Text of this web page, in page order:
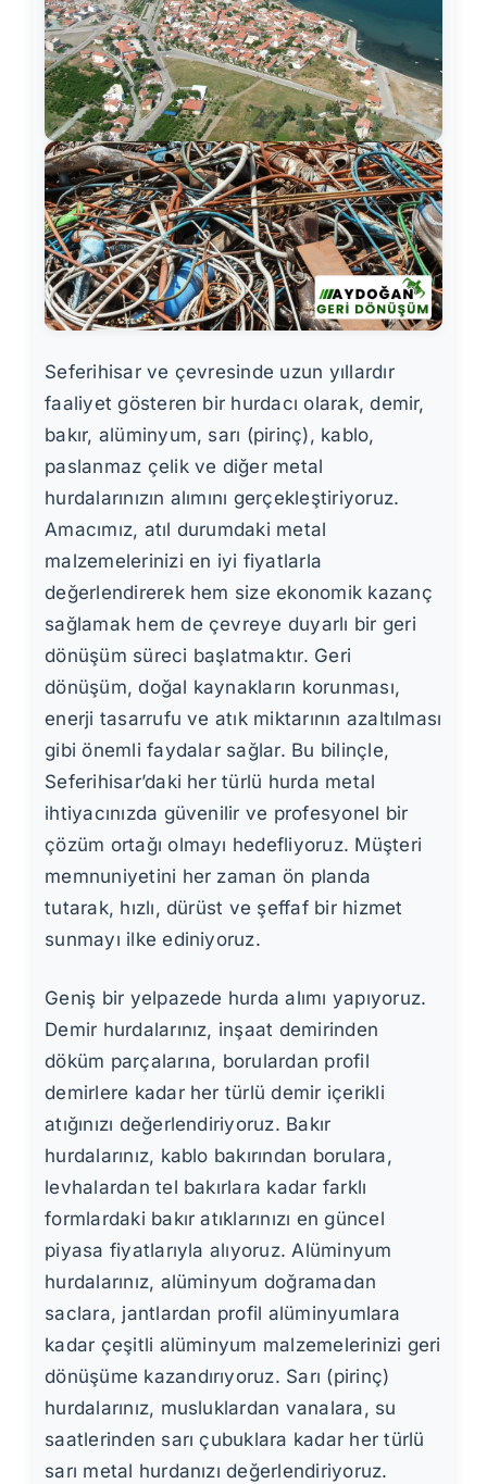
Seferihisar ve çevresinde uzun yıllardır
faaliyet gösteren bir hurdacı olarak, demir,
bakır, alüminyum, sarı (pirinç), kablo,
paslanmaz çelik ve diğer metal
hurdalarınızın alımını gerçekleştiriyoruz.
Amacımız, atıl durumdaki metal
malzemelerinizi en iyi fiyatlarla
değerlendirerek hem size ekonomik kazanç
sağlamak hem de çevreye duyarlı bir geri
dönüşüm süreci başlatmaktır. Geri
dönüşüm, doğal kaynakların korunması,
enerji tasarrufu ve atık miktarının azaltılması
gibi önemli faydalar sağlar. Bu bilinçle,
Seferihisar’daki her türlü hurda metal
ihtiyacınızda güvenilir ve profesyonel bir
çözüm ortağı olmayı hedefliyoruz. Müşteri
memnuniyetini her zaman ön planda
tutarak, hızlı, dürüst ve şeffaf bir hizmet
sunmayı ilke ediniyoruz.
Geniş bir yelpazede hurda alımı yapıyoruz.
Demir hurdalarınız, inşaat demirinden
döküm parçalarına, borulardan profil
demirlere kadar her türlü demir içerikli
atığınızı değerlendiriyoruz. Bakır
hurdalarınız, kablo bakırından borulara,
levhalardan tel bakırlara kadar farklı
formlardaki bakır atıklarınızı en güncel
piyasa fiyatlarıyla alıyoruz. Alüminyum
hurdalarınız, alüminyum doğramadan
saclara, jantlardan profil alüminyumlara
kadar çeşitli alüminyum malzemelerinizi geri
dönüşüme kazandırıyoruz. Sarı (pirinç)
hurdalarınız, musluklardan vanalara, su
saatlerinden sarı çubuklara kadar her türlü
sarı metal hurdanızı değerlendiriyoruz.